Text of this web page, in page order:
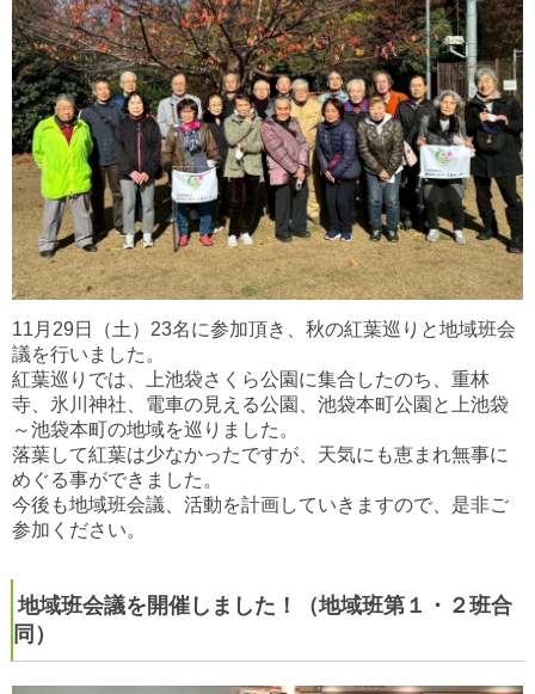
11月29日（土）23名に参加頂き、秋の紅葉巡りと地域班会
議を行いました。
紅葉巡りでは、上池袋さくら公園に集合したのち、重林
寺、氷川神社、電車の見える公園、池袋本町公園と上池袋
～池袋本町の地域を巡りました。
落葉して紅葉は少なかったですが、天気にも恵まれ無事に
めぐる事ができました。
今後も地域班会議、活動を計画していきますので、是非ご
参加ください。
地域班会議を開催しました！（地域班第１・２班合
同）